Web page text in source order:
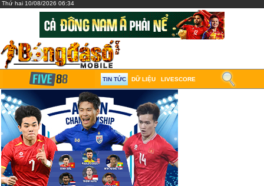
Thứ hai 10/08/2026 06:34
TIN TỨC DỮ LIỆU LIVESCORE